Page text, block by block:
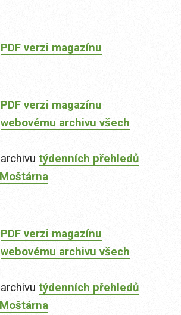
PDF verzi magazínu
PDF verzi magazínu
webovému archivu všech
týdenních přehledů
PDF verzi magazínu
webovému archivu všech
týdenních přehledů